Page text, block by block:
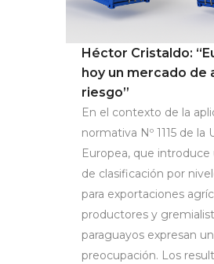
Héctor Cristaldo:
hoy un mercado de
riesgo”
En el contexto de la
normativa Nº 1115 de la
Europea, que
de clasificación por
para exportaciones
productores y
paraguayos expresan
preocupación. Los